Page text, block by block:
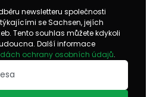
newsletteru společnosti
se Sachsen, jejích
Tento souhlas můžete kdykoli
Další informace
ochrany osobních údajů.